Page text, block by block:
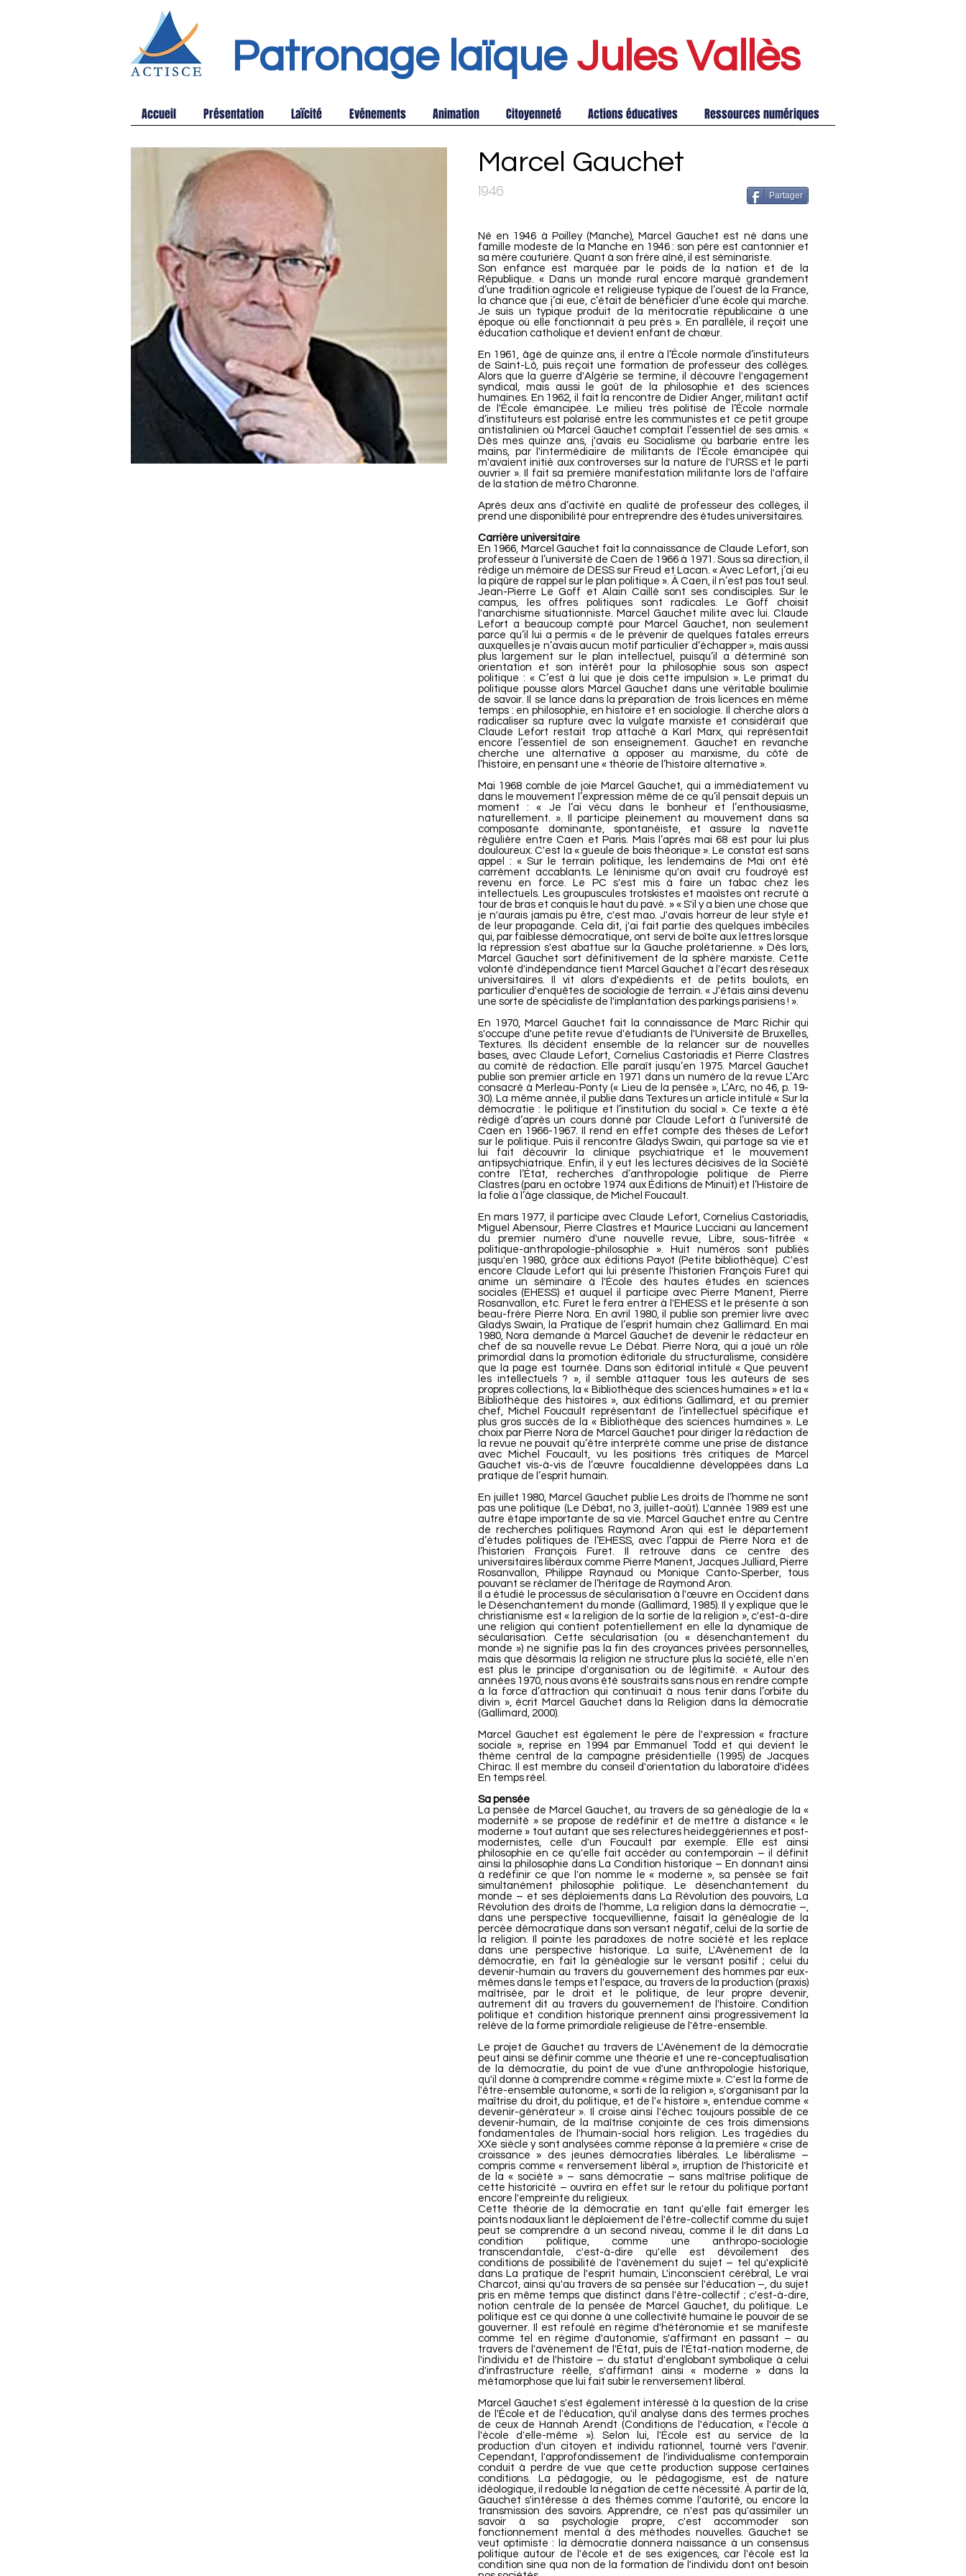
Patronage laïque Jules Vallès
Accueil Présentation Laïcité Evénements Animation Citoyenneté Actions éducatives Ressources numériques
Marcel Gauchet
1946 Partager
Né en 1946 à Poilley (Manche), Marcel Gauchet est né dans une
famille modeste de la Manche en 1946 : son père est cantonnier et
sa mère couturière. Quant à son frère aîné, il est séminariste.
Son enfance est marquée par le poids de la nation et de la
République. « Dans un monde rural encore marqué grandement
d’une tradition agricole et religieuse typique de l’ouest de la France,
la chance que j’ai eue, c’était de bénéficier d’une école qui marche.
Je suis un typique produit de la méritocratie républicaine à une
époque où elle fonctionnait à peu près ». En parallèle, il reçoit une
éducation catholique et devient enfant de chœur.
En 1961, âgé de quinze ans, il entre à l’École normale d’instituteurs
de Saint-Lô, puis reçoit une formation de professeur des collèges.
Alors que la guerre d'Algérie se termine, il découvre l'engagement
syndical, mais aussi le goût de la philosophie et des sciences
humaines. En 1962, il fait la rencontre de Didier Anger, militant actif
de l'École émancipée. Le milieu très politisé de l’École normale
d’instituteurs est polarisé entre les communistes et ce petit groupe
antistalinien où Marcel Gauchet comptait l’essentiel de ses amis. «
Dès mes quinze ans, j'avais eu Socialisme ou barbarie entre les
mains, par l'intermédiaire de militants de l'École émancipée qui
m'avaient initié aux controverses sur la nature de l'URSS et le parti
ouvrier ». Il fait sa première manifestation militante lors de l'affaire
de la station de métro Charonne.
Après deux ans d’activité en qualité de professeur des collèges, il
prend une disponibilité pour entreprendre des études universitaires.
Carrière universitaire
En 1966, Marcel Gauchet fait la connaissance de Claude Lefort, son
professeur à l’université de Caen de 1966 à 1971. Sous sa direction, il
rédige un mémoire de DESS sur Freud et Lacan. « Avec Lefort, j’ai eu
la piqûre de rappel sur le plan politique ». À Caen, il n’est pas tout seul.
Jean-Pierre Le Goff et Alain Caillé sont ses condisciples. Sur le
campus, les offres politiques sont radicales. Le Goff choisit
l'anarchisme situationniste. Marcel Gauchet milite avec lui. Claude
Lefort a beaucoup compté pour Marcel Gauchet, non seulement
parce qu’il lui a permis « de le prévenir de quelques fatales erreurs
auxquelles je n’avais aucun motif particulier d’échapper », mais aussi
plus largement sur le plan intellectuel, puisqu’il a déterminé son
orientation et son intérêt pour la philosophie sous son aspect
politique : « C’est à lui que je dois cette impulsion ». Le primat du
politique pousse alors Marcel Gauchet dans une véritable boulimie
de savoir. Il se lance dans la préparation de trois licences en même
temps : en philosophie, en histoire et en sociologie. Il cherche alors à
radicaliser sa rupture avec la vulgate marxiste et considérait que
Claude Lefort restait trop attaché à Karl Marx, qui représentait
encore l’essentiel de son enseignement. Gauchet en revanche
cherche une alternative à opposer au marxisme, du côté de
l’histoire, en pensant une « théorie de l’histoire alternative ».
Mai 1968 comble de joie Marcel Gauchet, qui a immédiatement vu
dans le mouvement l’expression même de ce qu’il pensait depuis un
moment : « Je l’ai vécu dans le bonheur et l’enthousiasme,
naturellement. ». Il participe pleinement au mouvement dans sa
composante dominante, spontanéiste, et assure la navette
régulière entre Caen et Paris. Mais l’après mai 68 est pour lui plus
douloureux. C'est la « gueule de bois théorique ». Le constat est sans
appel : « Sur le terrain politique, les lendemains de Mai ont été
carrément accablants. Le léninisme qu'on avait cru foudroyé est
revenu en force. Le PC s'est mis à faire un tabac chez les
intellectuels. Les groupuscules trotskistes et maoïstes ont recruté à
tour de bras et conquis le haut du pavé. » « S'il y a bien une chose que
je n'aurais jamais pu être, c'est mao. J'avais horreur de leur style et
de leur propagande. Cela dit, j'ai fait partie des quelques imbéciles
qui, par faiblesse démocratique, ont servi de boîte aux lettres lorsque
la répression s'est abattue sur la Gauche prolétarienne. » Dès lors,
Marcel Gauchet sort définitivement de la sphère marxiste. Cette
volonté d'indépendance tient Marcel Gauchet à l'écart des réseaux
universitaires. Il vit alors d'expédients et de petits boulots, en
particulier d'enquêtes de sociologie de terrain. « J'étais ainsi devenu
une sorte de spécialiste de l'implantation des parkings parisiens ! ».
En 1970, Marcel Gauchet fait la connaissance de Marc Richir qui
s'occupe d'une petite revue d'étudiants de l'Université de Bruxelles,
Textures. Ils décident ensemble de la relancer sur de nouvelles
bases, avec Claude Lefort, Cornelius Castoriadis et Pierre Clastres
au comité de rédaction. Elle paraît jusqu’en 1975. Marcel Gauchet
publie son premier article en 1971 dans un numéro de la revue L’Arc
consacré à Merleau-Ponty (« Lieu de la pensée », L’Arc, no 46, p. 19-
30). La même année, il publie dans Textures un article intitulé « Sur la
démocratie : le politique et l’institution du social ». Ce texte a été
rédigé d’après un cours donné par Claude Lefort à l’université de
Caen en 1966-1967. Il rend en effet compte des thèses de Lefort
sur le politique. Puis il rencontre Gladys Swain, qui partage sa vie et
lui fait découvrir la clinique psychiatrique et le mouvement
antipsychiatrique. Enfin, il y eut les lectures décisives de la Société
contre l’État, recherches d’anthropologie politique de Pierre
Clastres (paru en octobre 1974 aux Éditions de Minuit) et l’Histoire de
la folie à l’âge classique, de Michel Foucault.
En mars 1977, il participe avec Claude Lefort, Cornelius Castoriadis,
Miguel Abensour, Pierre Clastres et Maurice Lucciani au lancement
du premier numéro d'une nouvelle revue, Libre, sous-titrée «
politique-anthropologie-philosophie ». Huit numéros sont publiés
jusqu'en 1980, grâce aux éditions Payot (Petite bibliothèque). C'est
encore Claude Lefort qui lui présente l'historien François Furet qui
anime un séminaire à l'École des hautes études en sciences
sociales (EHESS) et auquel il participe avec Pierre Manent, Pierre
Rosanvallon, etc. Furet le fera entrer à l'EHESS et le présente à son
beau-frère Pierre Nora. En avril 1980, il publie son premier livre avec
Gladys Swain, la Pratique de l’esprit humain chez Gallimard. En mai
1980, Nora demande à Marcel Gauchet de devenir le rédacteur en
chef de sa nouvelle revue Le Débat. Pierre Nora, qui a joué un rôle
primordial dans la promotion éditoriale du structuralisme, considère
que la page est tournée. Dans son éditorial intitulé « Que peuvent
les intellectuels ? », il semble attaquer tous les auteurs de ses
propres collections, la « Bibliothèque des sciences humaines » et la «
Bibliothèque des histoires », aux éditions Gallimard, et au premier
chef, Michel Foucault représentant de l’intellectuel spécifique et
plus gros succès de la « Bibliothèque des sciences humaines ». Le
choix par Pierre Nora de Marcel Gauchet pour diriger la rédaction de
la revue ne pouvait qu’être interprété comme une prise de distance
avec Michel Foucault, vu les positions très critiques de Marcel
Gauchet vis-à-vis de l’œuvre foucaldienne développées dans La
pratique de l’esprit humain.
En juillet 1980, Marcel Gauchet publie Les droits de l’homme ne sont
pas une politique (Le Débat, no 3, juillet-août). L'année 1989 est une
autre étape importante de sa vie. Marcel Gauchet entre au Centre
de recherches politiques Raymond Aron qui est le département
d’études politiques de l’EHESS, avec l’appui de Pierre Nora et de
l’historien François Furet. Il retrouve dans ce centre des
universitaires libéraux comme Pierre Manent, Jacques Julliard, Pierre
Rosanvallon, Philippe Raynaud ou Monique Canto-Sperber, tous
pouvant se réclamer de l’héritage de Raymond Aron.
Il a étudié le processus de sécularisation à l'œuvre en Occident dans
le Désenchantement du monde (Gallimard, 1985). Il y explique que le
christianisme est « la religion de la sortie de la religion », c'est-à-dire
une religion qui contient potentiellement en elle la dynamique de
sécularisation. Cette sécularisation (ou « désenchantement du
monde ») ne signifie pas la fin des croyances privées personnelles,
mais que désormais la religion ne structure plus la société, elle n'en
est plus le principe d'organisation ou de légitimité. « Autour des
années 1970, nous avons été soustraits sans nous en rendre compte
à la force d’attraction qui continuait à nous tenir dans l’orbite du
divin », écrit Marcel Gauchet dans la Religion dans la démocratie
(Gallimard, 2000).
Marcel Gauchet est également le père de l'expression « fracture
sociale », reprise en 1994 par Emmanuel Todd et qui devient le
thème central de la campagne présidentielle (1995) de Jacques
Chirac. Il est membre du conseil d'orientation du laboratoire d'idées
En temps réel.
Sa pensée
La pensée de Marcel Gauchet, au travers de sa généalogie de la «
modernité » se propose de redéfinir et de mettre à distance « le
moderne » tout autant que ses relectures heideggériennes et post-
modernistes, celle d'un Foucault par exemple. Elle est ainsi
philosophie en ce qu'elle fait accéder au contemporain – il définit
ainsi la philosophie dans La Condition historique – En donnant ainsi
à redéfinir ce que l'on nomme le « moderne », sa pensée se fait
simultanément philosophie politique. Le désenchantement du
monde – et ses déploiements dans La Révolution des pouvoirs, La
Révolution des droits de l'homme, La religion dans la démocratie –,
dans une perspective tocquevillienne, faisait la généalogie de la
percée démocratique dans son versant négatif, celui de la sortie de
la religion. Il pointe les paradoxes de notre société et les replace
dans une perspective historique. La suite, L'Avènement de la
démocratie, en fait la généalogie sur le versant positif ; celui du
devenir-humain au travers du gouvernement des hommes par eux-
mêmes dans le temps et l'espace, au travers de la production (praxis)
maîtrisée, par le droit et le politique, de leur propre devenir,
autrement dit au travers du gouvernement de l'histoire. Condition
politique et condition historique prennent ainsi progressivement la
relève de la forme primordiale religieuse de l'être-ensemble.
Le projet de Gauchet au travers de L'Avènement de la démocratie
peut ainsi se définir comme une théorie et une re-conceptualisation
de la démocratie, du point de vue d'une anthropologie historique,
qu'il donne à comprendre comme « régime mixte ». C'est la forme de
l'être-ensemble autonome, « sorti de la religion », s'organisant par la
maîtrise du droit, du politique, et de l'« histoire », entendue comme «
devenir-générateur ». Il croise ainsi l'échec toujours possible de ce
devenir-humain, de la maîtrise conjointe de ces trois dimensions
fondamentales de l'humain-social hors religion. Les tragédies du
XXe siècle y sont analysées comme réponse à la première « crise de
croissance » des jeunes démocraties libérales. Le libéralisme –
compris comme « renversement libéral », irruption de l'historicité et
de la « société » – sans démocratie – sans maîtrise politique de
cette historicité – ouvrira en effet sur le retour du politique portant
encore l'empreinte du religieux.
Cette théorie de la démocratie en tant qu'elle fait émerger les
points nodaux liant le déploiement de l'être-collectif comme du sujet
peut se comprendre à un second niveau, comme il le dit dans La
condition politique, comme une anthropo-sociologie
transcendantale, c'est-à-dire qu'elle est dévoilement des
conditions de possibilité de l'avènement du sujet – tel qu'explicité
dans La pratique de l'esprit humain, L'inconscient cérébral, Le vrai
Charcot, ainsi qu'au travers de sa pensée sur l'éducation –, du sujet
pris en même temps que distinct dans l'être-collectif ; c'est-à-dire,
notion centrale de la pensée de Marcel Gauchet, du politique. Le
politique est ce qui donne à une collectivité humaine le pouvoir de se
gouverner. Il est refoulé en régime d'hétéronomie et se manifeste
comme tel en régime d'autonomie, s'affirmant en passant – au
travers de l'avènement de l'État, puis de l'État-nation moderne, de
l'individu et de l'histoire – du statut d'englobant symbolique à celui
d'infrastructure réelle, s'affirmant ainsi « moderne » dans la
métamorphose que lui fait subir le renversement libéral.
Marcel Gauchet s'est également intéressé à la question de la crise
de l'École et de l'éducation, qu'il analyse dans des termes proches
de ceux de Hannah Arendt (Conditions de l'éducation, « l'école à
l'école d'elle-même »). Selon lui, l'École est au service de la
production d'un citoyen et individu rationnel, tourné vers l'avenir.
Cependant, l'approfondissement de l'individualisme contemporain
conduit à perdre de vue que cette production suppose certaines
conditions. La pédagogie, ou le pédagogisme, est de nature
idéologique, il redouble la négation de cette nécessité. À partir de là,
Gauchet s'intéresse à des thèmes comme l'autorité, ou encore la
transmission des savoirs. Apprendre, ce n'est pas qu'assimiler un
savoir à sa psychologie propre, c'est accommoder son
fonctionnement mental à des méthodes nouvelles. Gauchet se
veut optimiste : la démocratie donnera naissance à un consensus
politique autour de l'école et de ses exigences, car l'école est la
condition sine qua non de la formation de l'individu dont ont besoin